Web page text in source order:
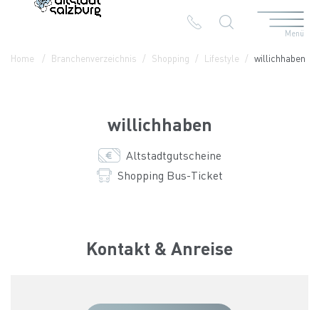
Menü
Home Branchenverzeichnis Shopping Lifestyle willichhaben
willichhaben
Altstadtgutscheine
Shopping Bus-Ticket
Kontakt & Anreise